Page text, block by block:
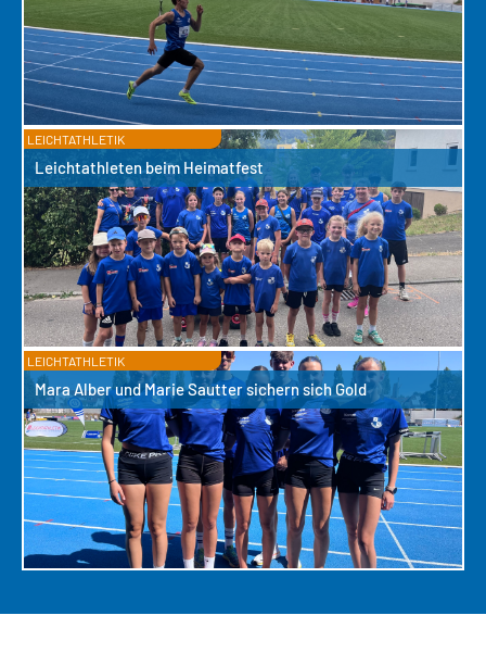
LEICHTATHLETIK
Leichtathleten beim Heimatfest
LEICHTATHLETIK
Mara Alber und Marie Sautter sichern sich Gold